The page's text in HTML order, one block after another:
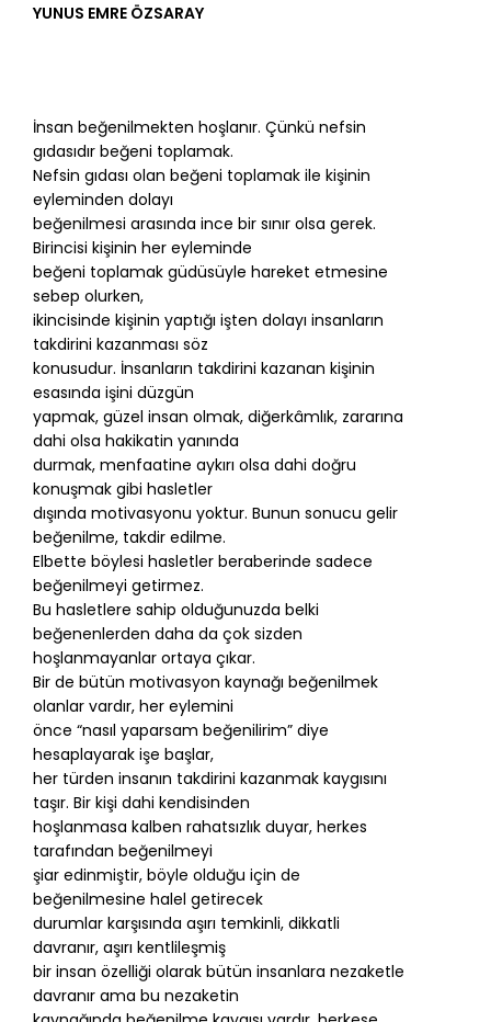
YUNUS EMRE ÖZSARAY
İnsan beğenilmekten hoşlanır. Çünkü nefsin
gıdasıdır beğeni toplamak.
Nefsin gıdası olan beğeni toplamak ile kişinin
eyleminden dolayı
beğenilmesi arasında ince bir sınır olsa gerek.
Birincisi kişinin her eyleminde
beğeni toplamak güdüsüyle hareket etmesine
sebep olurken,
ikincisinde kişinin yaptığı işten dolayı insanların
takdirini kazanması söz
konusudur. İnsanların takdirini kazanan kişinin
esasında işini düzgün
yapmak, güzel insan olmak, diğerkâmlık, zararına
dahi olsa hakikatin yanında
durmak, menfaatine aykırı olsa dahi doğru
konuşmak gibi hasletler
dışında motivasyonu yoktur. Bunun sonucu gelir
beğenilme, takdir edilme.
Elbette böylesi hasletler beraberinde sadece
beğenilmeyi getirmez.
Bu hasletlere sahip olduğunuzda belki
beğenenlerden daha da çok sizden
hoşlanmayanlar ortaya çıkar.
Bir de bütün motivasyon kaynağı beğenilmek
olanlar vardır, her eylemini
önce “nasıl yaparsam beğenilirim” diye
hesaplayarak işe başlar,
her türden insanın takdirini kazanmak kaygısını
taşır. Bir kişi dahi kendisinden
hoşlanmasa kalben rahatsızlık duyar, herkes
tarafından beğenilmeyi
şiar edinmiştir, böyle olduğu için de
beğenilmesine halel getirecek
durumlar karşısında aşırı temkinli, dikkatli
davranır, aşırı kentlileşmiş
bir insan özelliği olarak bütün insanlara nezaketle
davranır ama bu nezaketin